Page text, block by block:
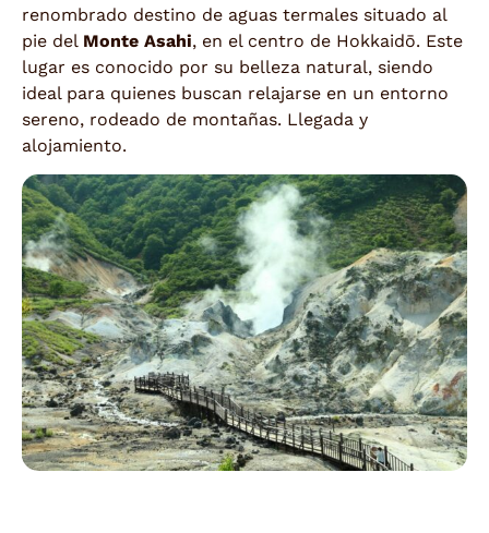
renombrado destino de aguas termales situado al
pie del Monte Asahi, en el centro de Hokkaidō. Este
lugar es conocido por su belleza natural, siendo
ideal para quienes buscan relajarse en un entorno
sereno, rodeado de montañas. Llegada y
alojamiento.